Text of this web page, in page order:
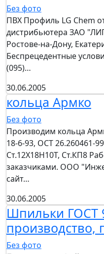
Без фото
ПВХ Профиль LG Chem
дистрибьютера ЗАО
Ростове-на-Дону,
Беспрецедентные
(095)…
30.06.2005
кольца Армко
Без фото
Производим кольца
18-6-93, ОСТ 26.260461-
Ст.12Х18Н10Т, Ст.КП8
заказчиками. ООО
сайт…
30.06.2005
Шпильки ГОСТ
производство,
Без фото